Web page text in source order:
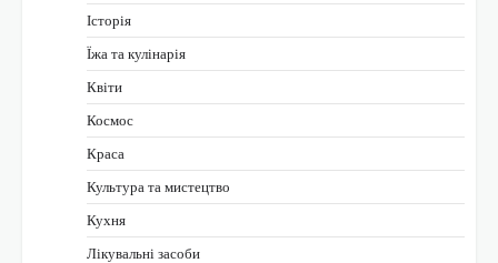
Історія
Їжа та кулінарія
Квіти
Космос
Краса
Культура та мистецтво
Кухня
Лікувальні засоби